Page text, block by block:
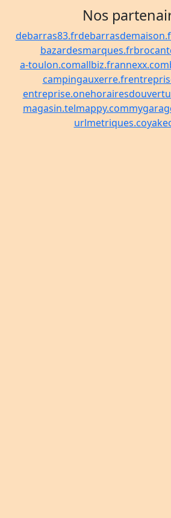
Nos
debarras83.fr
bazardesmarques.fr
a-toulon.comallbiz.frannexx.com
campingauxerre.fr
entreprise.one
magasin.telmappy.com
urlmetriques.co